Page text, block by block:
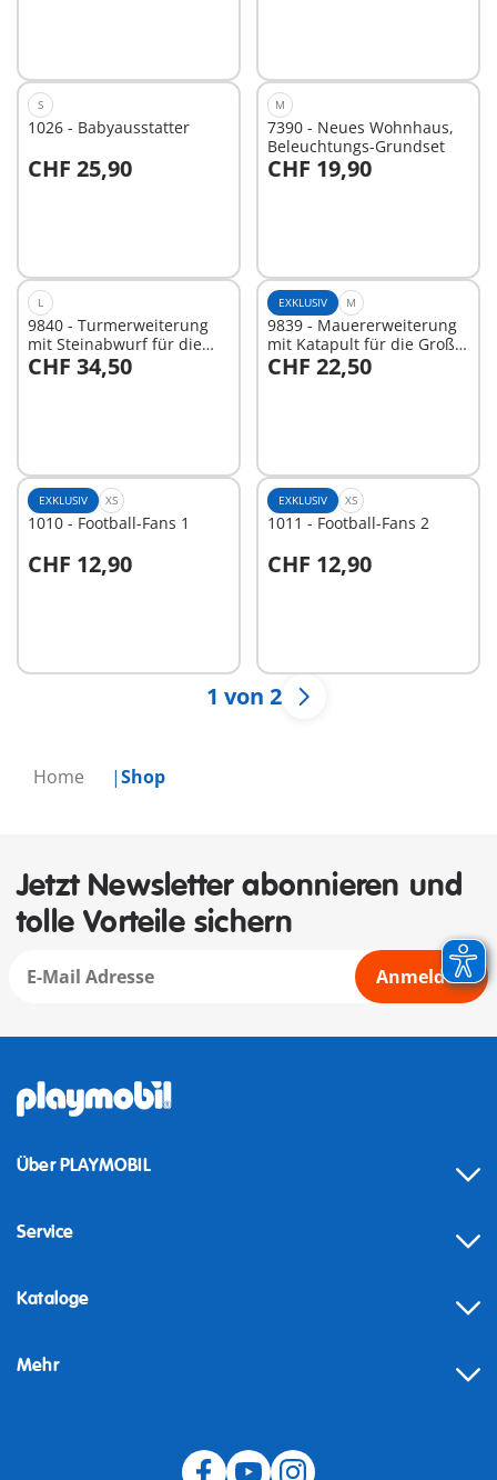
Home Shop
S
1026 - Babyausstatter
CHF 25,90
In den Warenkorb
M
7390 - Neues Wohnhaus,
Beleuchtungs-Grundset
CHF 19,90
In den Warenkorb
L
9840 - Turmerweiterung
mit Steinabwurf für die
Große Burg von
Novelmore
CHF 34,50
In den Warenkorb
EXKLUSIV M
9839 - Mauererweiterung
mit Katapult für die Große
Burg von Novelmore
CHF 22,50
In den Warenkorb
EXKLUSIV XS
1010 - Football-Fans 1
CHF 12,90
In den Warenkorb
EXKLUSIV XS
1011 - Football-Fans 2
CHF 12,90
In den Warenkorb
1 von 2
Jetzt Newsletter abonnieren und
tolle Vorteile sichern
Anmelden
Über PLAYMOBIL
Service
Kataloge
Mehr